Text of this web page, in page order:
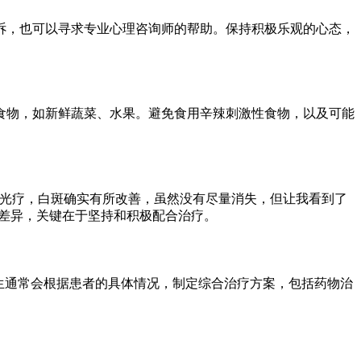
也可以寻求专业心理咨询师的帮助。保持积极乐观的心态，
，如新鲜蔬菜、水果。避免食用辛辣刺激性食物，以及可能
疗，白斑确实有所改善，虽然没有尽量消失，但让我看到了
，关键在于坚持和积极配合治疗。
常会根据患者的具体情况，制定综合治疗方案，包括药物治